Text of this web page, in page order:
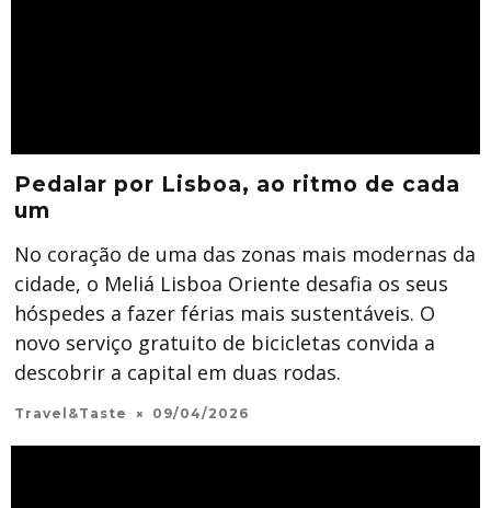
Pedalar por Lisboa, ao ritmo de cada
um
No coração de uma das zonas mais modernas da
cidade, o Meliá Lisboa Oriente desafia os seus
hóspedes a fazer férias mais sustentáveis. O
novo serviço gratuito de bicicletas convida a
descobrir a capital em duas rodas.
Travel&Taste 09/04/2026